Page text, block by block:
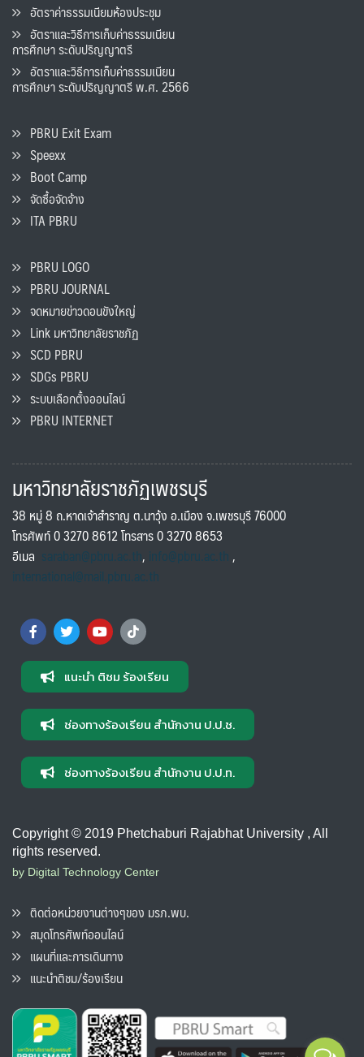
อัตราค่าธรรมเนียมห้องประชุม
อัตราและวิธีการเก็บค่าธรรมเนียน
การศึกษา ระดับปริญญาตรี
อัตราและวิธีการเก็บค่าธรรมเนียน
การศึกษา ระดับปริญญาตรี พ.ศ. 2566
PBRU Exit Exam
Speexx
Boot Camp
จัดซื้อจัดจ้าง
ITA PBRU
PBRU LOGO
PBRU JOURNAL
จดหมายข่าวดอนขังใหญ่
Link มหาวิทยาลัยราชภัฏ
SCD PBRU
SDGs PBRU
ระบบเลือกตั้งออนไลน์
PBRU INTERNET
มหาวิทยาลัยราชภัฏเพชรบุรี
38 หมู่ 8 ถ.หาดเจ้าสำราญ ต.นาวุ้ง อ.เมือง จ.เพชรบุรี 76000
โทรศัพท์ 0 3270 8612 โทรสาร 0 3270 8653
อีเมล saraban@pbru.ac.th, info@pbru.ac.th,
international@mail.pbru.ac.th
แนะนำ ติชม ร้องเรียน
ช่องทางร้องเรียน สำนักงาน ป.ป.ช.
ช่องทางร้องเรียน สำนักงาน ป.ป.ท.
Copyright © 2019 Phetchaburi Rajabhat University , All
rights reserved.
by Digital Technology Center
ติดต่อหน่วยงานต่างๆของ มรภ.พบ.
สมุดโทรศัพท์ออนไลน์
แผนที่และการเดินทาง
แนะนำติชม/ร้องเรียน